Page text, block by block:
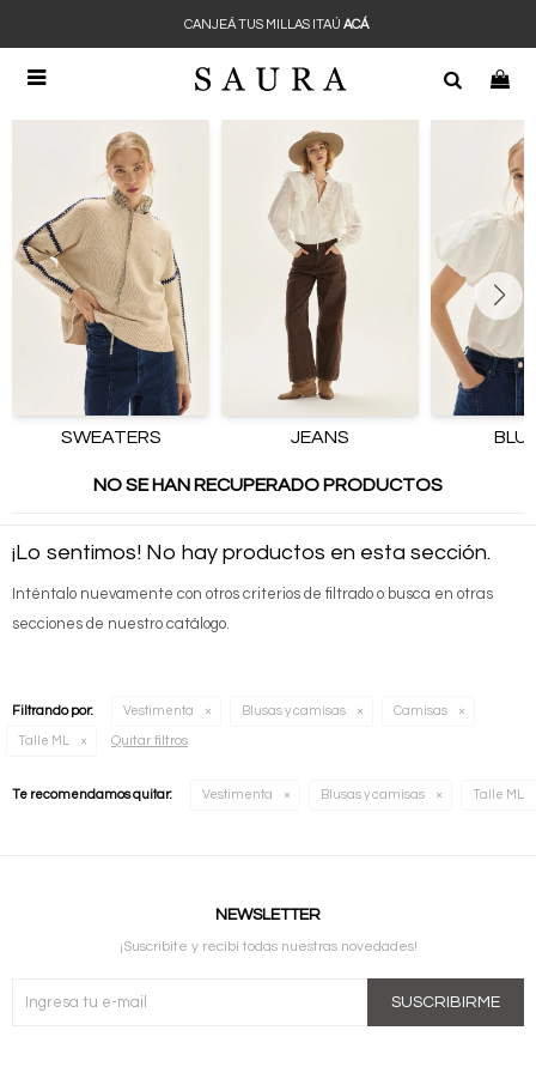

CANJEÁ TUS MILLAS ITAÚACÁ
SWEATERS JEANS
NO SE HAN RECUPERADO PRODUCTOS
¡Lo sentimos! No hay productos en esta sección.
Inténtalo nuevamente con otros criterios de filtrado o busca en otras
secciones de nuestro catálogo.
Filtrando por: Vestimenta Blusas y camisas Camisas
Talle ML Quitar filtros
Te recomendamos quitar: Vestimenta Blusas y camisas Talle ML
NEWSLETTER
¡Suscribite y recibí todas nuestras novedades!
SUSCRIBIRME